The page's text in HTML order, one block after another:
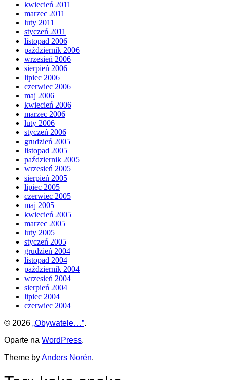
kwiecień 2011
marzec 2011
luty 2011
styczeń 2011
listopad 2006
październik 2006
wrzesień 2006
sierpień 2006
lipiec 2006
czerwiec 2006
maj 2006
kwiecień 2006
marzec 2006
luty 2006
styczeń 2006
grudzień 2005
listopad 2005
październik 2005
wrzesień 2005
sierpień 2005
lipiec 2005
czerwiec 2005
maj 2005
kwiecień 2005
marzec 2005
luty 2005
styczeń 2005
grudzień 2004
listopad 2004
październik 2004
wrzesień 2004
sierpień 2004
lipiec 2004
czerwiec 2004
© 2026 „Obywatele…”.
Oparte na WordPress.
Theme byAnders Norén.